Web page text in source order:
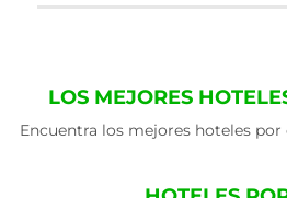
LOS MEJORES
Encuentra los mejores hoteles